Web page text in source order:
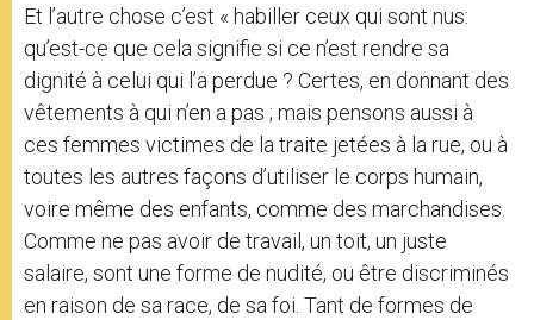
Et l’autre chose c’est « habiller ceux qui sont nus:
qu’est-ce que cela signifie si ce n’est rendre sa
dignité à celui qui l’a perdue ? Certes, en donnant des
vêtements à qui n’en a pas ; mais pensons aussi à
ces femmes victimes de la traite jetées à la rue, ou à
toutes les autres façons d’utiliser le corps humain,
voire même des enfants, comme des marchandises.
Comme ne pas avoir de travail, un toit, un juste
salaire, sont une forme de nudité, ou être discriminés
en raison de sa race, de sa foi. Tant de formes de